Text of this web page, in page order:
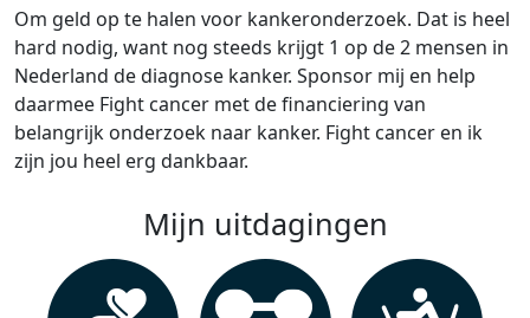
Om geld op te halen voor kankeronderzoek. Dat is heel
hard nodig, want nog steeds krijgt 1 op de 2 mensen in
Nederland de diagnose kanker. Sponsor mij en help
daarmee Fight cancer met de financiering van
belangrijk onderzoek naar kanker. Fight cancer en ik
zijn jou heel erg dankbaar.
Mijn uitdagingen